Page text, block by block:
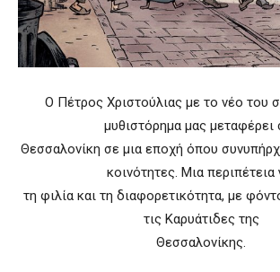
Ο Πέτρος Χριστούλιας με το νέο του
μυθιστόρημα μας μεταφέρει
Θεσσαλονίκη σε μια εποχή όπου
κοινότητες. Μια περιπέτεια
τη φιλία και τη διαφορετικότητα, µε
τις Καρυάτιδες της
Θεσσαλονίκης.